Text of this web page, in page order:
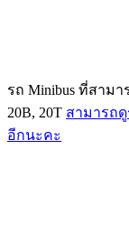
รถ Minibus ที่สาม
20B, 20T สามารถดู
อีกนะคะ